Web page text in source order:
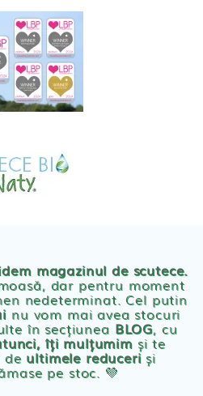
BEBE
FEMEI
magazinul de scutece.
dar pentru moment
nedeterminat. Cel putin
nu vom mai avea stocuri
în secțiunea BLOG, cu
îți mulțumimși te
de ultimele reduceriși
pe stoc. 💛